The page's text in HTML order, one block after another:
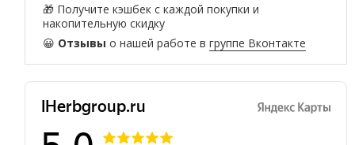
🎁 Получите кэшбек с каждой покупки и
накопительную скидку
😀 Отзывы о нашей работе вгруппе Вконтакте